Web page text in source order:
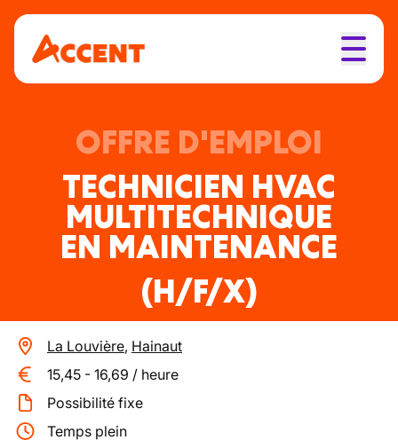
OFFRE D'EMPLOI
TECHNICIEN HVAC
MULTITECHNIQUE
EN MAINTENANCE
(H/F/X)
La Louvière, Hainaut
15,45 - 16,69 / heure
Possibilité fixe
Temps plein